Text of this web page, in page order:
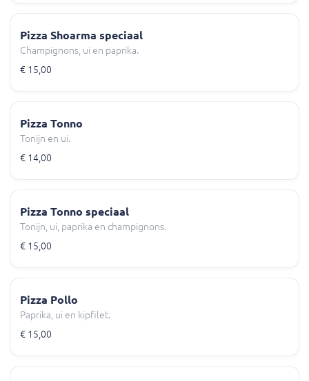
Pizza Shoarma speciaal
Champignons, ui en paprika.
€ 15,00
Pizza Tonno
Tonijn en ui.
€ 14,00
Pizza Tonno speciaal
Tonijn, ui, paprika en champignons.
€ 15,00
Pizza Pollo
Paprika, ui en kipfilet.
€ 15,00